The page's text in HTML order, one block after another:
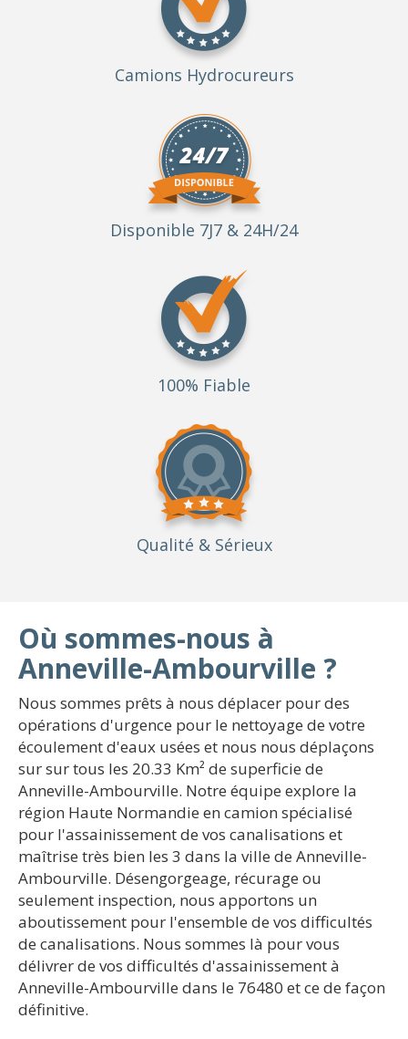
Camions Hydrocureurs
Disponible 7J7 & 24H/24
100% Fiable
Qualité & Sérieux
Où sommes-nous à
Anneville-Ambourville ?
Nous sommes prêts à nous déplacer pour des
opérations d'urgence pour le nettoyage de votre
écoulement d'eaux usées et nous nous déplaçons
sur sur tous les 20.33 Km² de superficie de
Anneville-Ambourville. Notre équipe explore la
région Haute Normandie en camion spécialisé
pour l'assainissement de vos canalisations et
maîtrise très bien les 3 dans la ville de Anneville-
Ambourville. Désengorgeage, récurage ou
seulement inspection, nous apportons un
aboutissement pour l'ensemble de vos difficultés
de canalisations. Nous sommes là pour vous
délivrer de vos difficultés d'assainissement à
Anneville-Ambourville dans le 76480 et ce de façon
définitive.